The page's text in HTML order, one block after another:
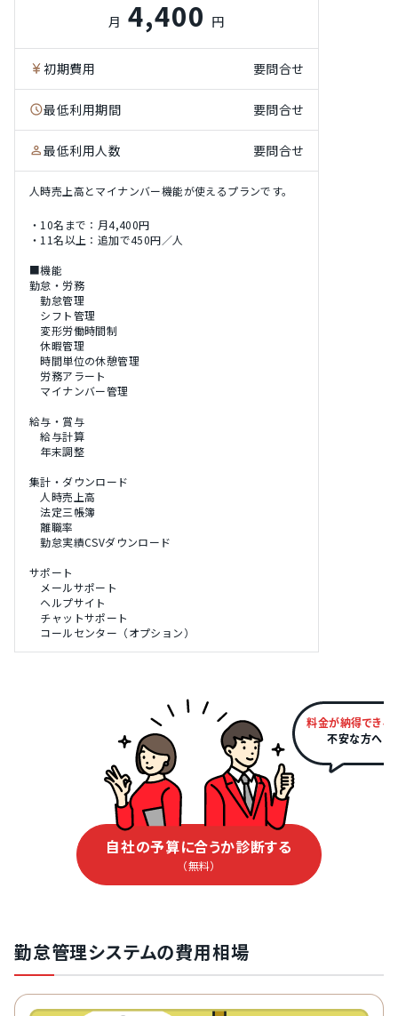
月 4,400 円
初期費用 要問合せ
最低利用期間 要問合せ
最低利用人数 要問合せ
人時売上高とマイナンバー機能が使えるプランです。
・10名まで：月4,400円
・11名以上：追加で450円／人
■機能
勤怠・労務
勤怠管理
シフト管理
変形労働時間制
休暇管理
時間単位の休憩管理
労務アラート
マイナンバー管理
給与・賞与
給与計算
年末調整
集計・ダウンロード
人時売上高
法定三帳簿
離職率
勤怠実績CSVダウンロード
サポート
メールサポート
ヘルプサイト
チャットサポート
コールセンター（オプション）
料金が納得できる
不安な方へ
自社の予算に合うか診断する
（無料）
勤怠管理システムの費用相場